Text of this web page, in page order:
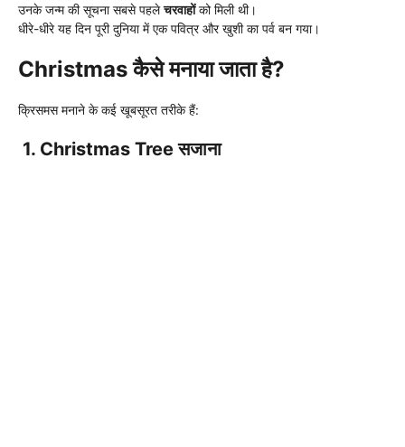
उनके जन्म की सूचना सबसे पहलेचरवाहोंको मिली थी।
धीरे-धीरे यह दिन पूरी दुनिया में एक पवित्र और खुशी का पर्व बन गया।
Christmas कैसे मनाया जाता है?
क्रिसमस मनाने के कई खूबसूरत तरीके हैं:
1. Christmas Tree सजाना